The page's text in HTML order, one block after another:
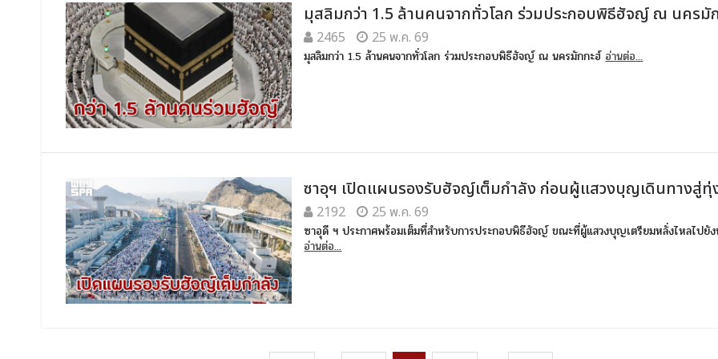
มุสลิมกว่า 1.5 ล้านคนจากทั่วโลก ร่วมประกอบพิธีฮัจญ์ ณ นครมั
2465 25 พ.ค. 69
มุสลิมกว่า 1.5 ล้านคนจากทั่วโลก ร่วมประกอบพิธีฮัจญ์ ณ นครมักกะฮ์ อ่านต่อ...
ซาอุฯ เปิดแผนรองรับฮัจญ์เต็มกำลัง ก่อนผู้แสวงบุญเดินทางสู่ทุ่
2192 25 พ.ค. 69
ซาอุดี ฯ ประกาศพร้อมเต็มที่สำหรับการประกอบพิธีฮัจญ์ ขณะที่ผู้แสวงบุญเตรียมหลั่งไหลไปยั
อ่านต่อ...